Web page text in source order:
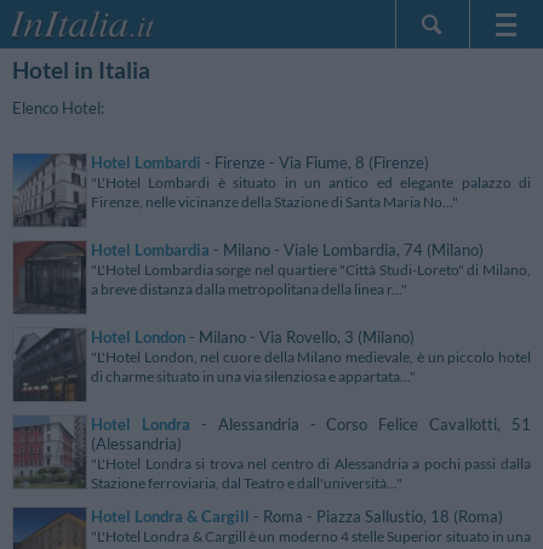
Lingua
Hotel in Italia
Elenco Hotel:
Hotel Lombardi - Firenze - Via Fiume, 8 (Firenze)
"L'Hotel Lombardi è situato in un antico ed elegante palazzo di
Firenze, nelle vicinanze della Stazione di Santa Maria No..."
Hotel Lombardia - Milano - Viale Lombardia, 74 (Milano)
"L'Hotel Lombardia sorge nel quartiere "Città Studi-Loreto" di Milano,
a breve distanza dalla metropolitana della linea r..."
Hotel London - Milano - Via Rovello, 3 (Milano)
"L'Hotel London, nel cuore della Milano medievale, è un piccolo hotel
di charme situato in una via silenziosa e appartata..."
Hotel Londra - Alessandria - Corso Felice Cavallotti, 51
(Alessandria)
"L'Hotel Londra si trova nel centro di Alessandria a pochi passi dalla
Stazione ferroviaria, dal Teatro e dall'università..."
Hotel Londra & Cargill - Roma - Piazza Sallustio, 18 (Roma)
"L'Hotel Londra & Cargill è un moderno 4 stelle Superior situato in una